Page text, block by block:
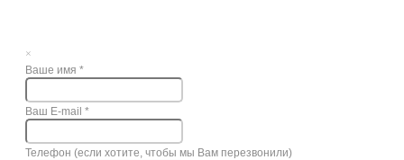
×
Ваше имя *
Ваш E-mail *
Телефон (если хотите, чтобы мы Вам перезвонили)